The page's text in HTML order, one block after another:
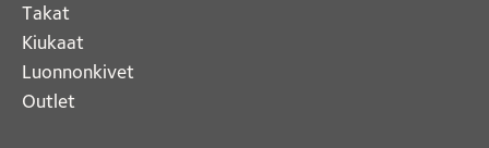
Takat
Kiukaat
Luonnonkivet
Outlet